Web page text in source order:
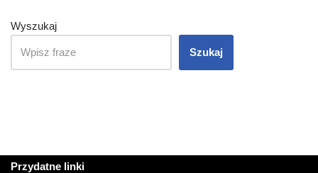
Wyszukaj
Szukaj
Przydatne linki